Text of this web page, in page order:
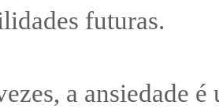
futuras.
a ansiedade